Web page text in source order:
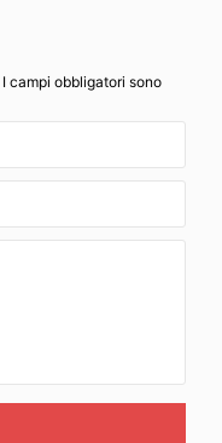
campi obbligatori sono